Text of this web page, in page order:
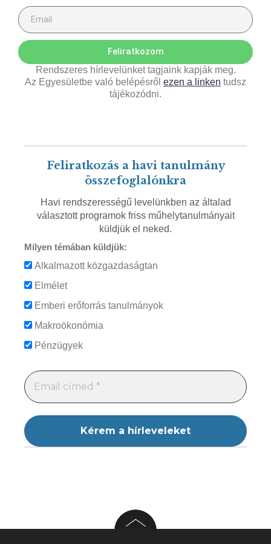
Feliratkozom
Rendszeres hírlevelünket tagjaink kapják meg.
Az Egyesületbe való belépésről ezen a linken tudsz
tájékozódni.
Feliratkozás a havi tanulmány
összefoglalónkra
Havi rendszerességű levelünkben az általad
választott programok friss műhelytanulmányait
küldjük el neked.
Milyen témában küldjük:
Alkalmazott közgazdaságtan
Elmélet
Emberi erőforrás tanulmányok
Makroökonómia
Pénzügyek